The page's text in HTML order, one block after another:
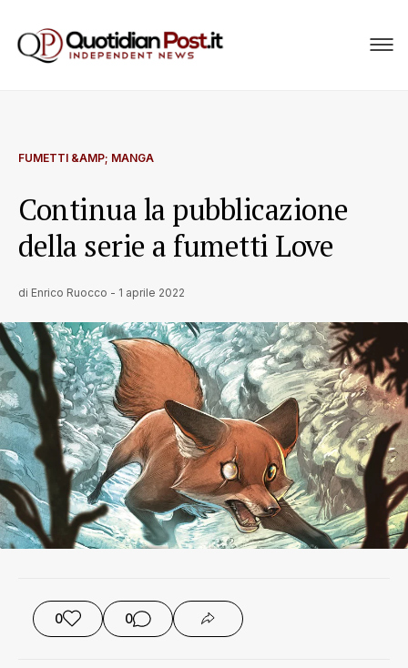
FUMETTI &AMP; MANGA
Continua la pubblicazione
della serie a fumetti Love
di Enrico Ruocco - 1 aprile 2022
0 0